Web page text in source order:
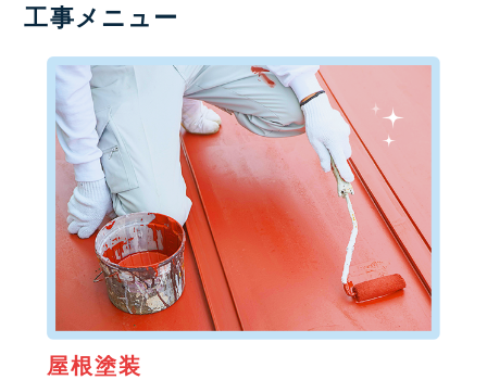
工事メニュー
屋根塗装